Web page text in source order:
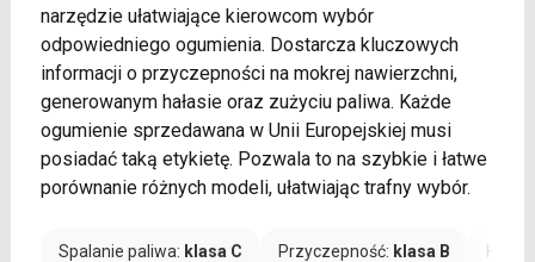
narzędzie ułatwiające kierowcom wybór
odpowiedniego ogumienia. Dostarcza kluczowych
informacji o przyczepności na mokrej nawierzchni,
generowanym hałasie oraz zużyciu paliwa. Każde
ogumienie sprzedawana w Unii Europejskiej musi
posiadać taką etykietę. Pozwala to na szybkie i łatwe
porównanie różnych modeli, ułatwiając trafny wybór.
Spalanie paliwa: klasa C Przyczepność: klasa B